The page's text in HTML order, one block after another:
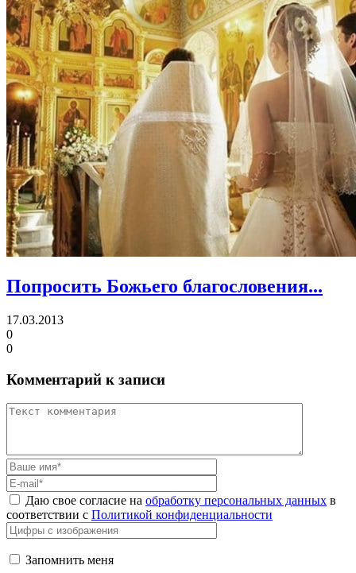
Попросить Божьего благословения...
17.03.2013
0
0
Комментарий к записи
Даю свое согласие на обработку персональных данных в
соответствии с Политикой конфиденциальности
Запомнить меня